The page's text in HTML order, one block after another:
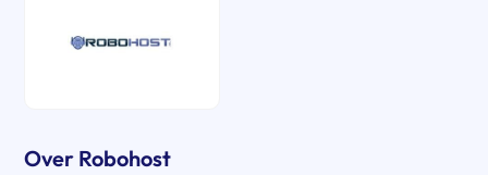
Over Robohost